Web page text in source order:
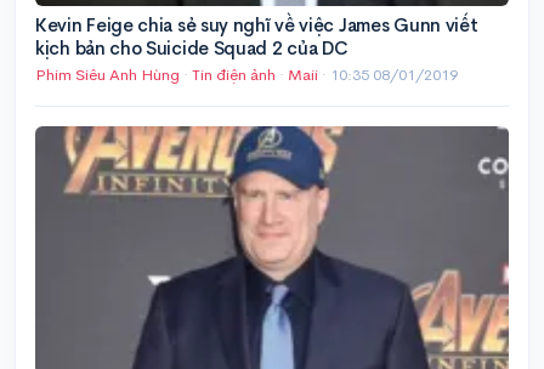
Kevin Feige chia sẻ suy nghĩ về việc James Gunn viết
kịch bản cho Suicide Squad 2 của DC
Phim Siêu Anh Hùng · Tin điện ảnh · Maii · 10:35 08/01/2019